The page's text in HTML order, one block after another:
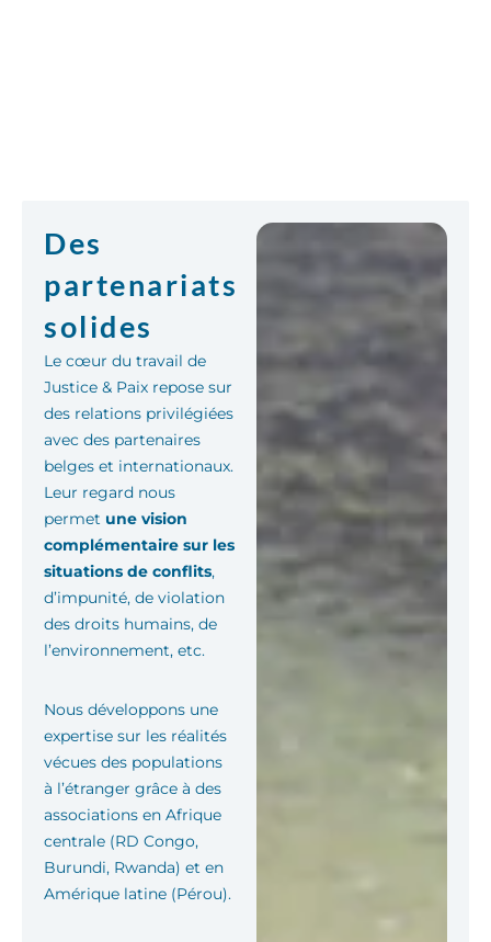
Des
partenariats
solides
Le cœur du travail de
Justice & Paix repose sur
des relations privilégiées
avec des partenaires
belges et internationaux.
Leur regard nous
permet une vision
complémentaire sur les
situations de conflits,
d’impunité, de violation
des droits humains, de
l’environnement, etc.
Nous développons une
expertise sur les réalités
vécues des populations
à l’étranger grâce à des
associations en Afrique
centrale (RD Congo,
Burundi, Rwanda) et en
Amérique latine (Pérou).